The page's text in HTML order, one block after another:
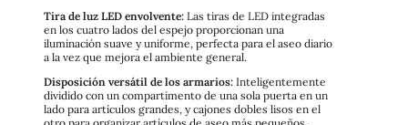
Tira de luz LED envolvente: Las tiras de LED integradas
en los cuatro lados del espejo proporcionan una
iluminación suave y uniforme, perfecta para el aseo diario
a la vez que mejora el ambiente general.
Disposición versátil de los armarios: Inteligentemente
dividido con un compartimento de una sola puerta en un
lado para artículos grandes, y cajones dobles lisos en el